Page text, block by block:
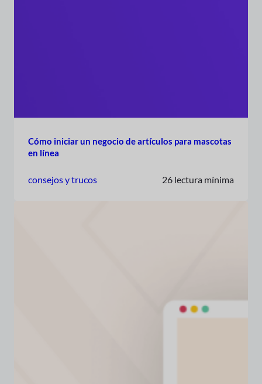
Cómo iniciar un negocio de artículos para mascotas
en línea
consejos y trucos 26 lectura mínima